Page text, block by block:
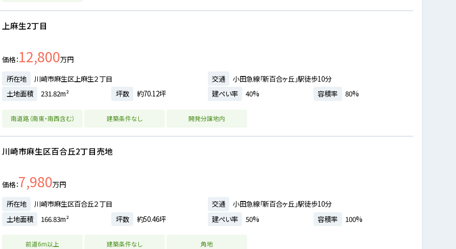
上麻生2丁目
価格 12,800万円
所在地
川崎市麻生区上麻生２丁目 交通
小田急線「新百合ヶ丘」駅徒歩10分
土地面積
231.82m² 坪数 約70.12坪 建ぺい率 40% 容積率 80%
南道路（南東・南西含む） 建築条件なし 開発分譲地内
川崎市麻生区百合丘2丁目売地
価格 7,980万円
所在地
川崎市麻生区百合丘２丁目 交通
小田急線「新百合ヶ丘」駅徒歩10分
土地面積
166.83m² 坪数 約50.46坪 建ぺい率 50% 容積率 100%
前道6m以上 建築条件なし 角地